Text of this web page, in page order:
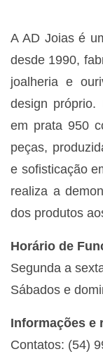
A AD Joias é
desde 1990,
joalheria e
design próprio.
em prata 950
peças,
e sofisticação
realiza a
dos produtos
Horário de
Segunda a
Sábados e
Informações e
Contatos: (54)